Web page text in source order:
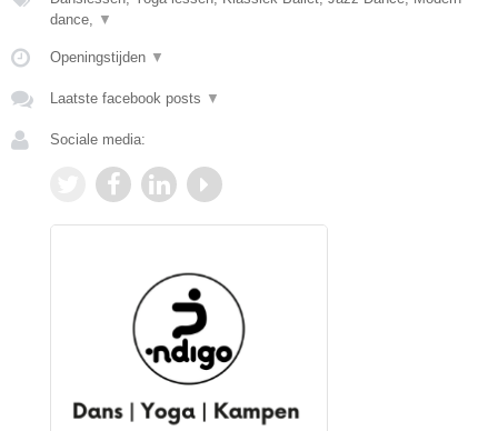
dance,
▼
Openingstijden ▼
Laatste facebook posts ▼
Sociale media: